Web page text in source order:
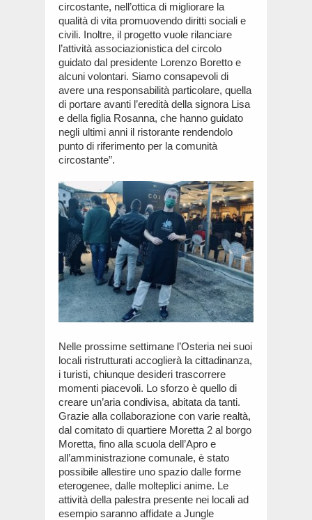
circostante, nell’ottica di migliorare la
qualità di vita promuovendo diritti sociali e
civili. Inoltre, il progetto vuole rilanciare
l’attività associazionistica del circolo
guidato dal presidente Lorenzo Boretto e
alcuni volontari. Siamo consapevoli di
avere una responsabilità particolare, quella
di portare avanti l’eredità della signora Lisa
e della figlia Rosanna, che hanno guidato
negli ultimi anni il ristorante rendendolo
punto di riferimento per la comunità
circostante”.
Nelle prossime settimane l’Osteria nei suoi
locali ristrutturati accoglierà la cittadinanza,
i turisti, chiunque desideri trascorrere
momenti piacevoli. Lo sforzo è quello di
creare un’aria condivisa, abitata da tanti.
Grazie alla collaborazione con varie realtà,
dal comitato di quartiere Moretta 2 al borgo
Moretta, fino alla scuola dell’Apro e
all’amministrazione comunale, è stato
possibile allestire uno spazio dalle forme
eterogenee, dalle molteplici anime. Le
attività della palestra presente nei locali ad
esempio saranno affidate a Jungle